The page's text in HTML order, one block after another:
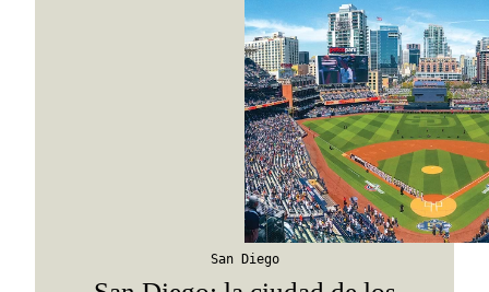
San Diego
Viaja con Travesías, recibe cada semana
itinerarios, tips de insider y las guías más